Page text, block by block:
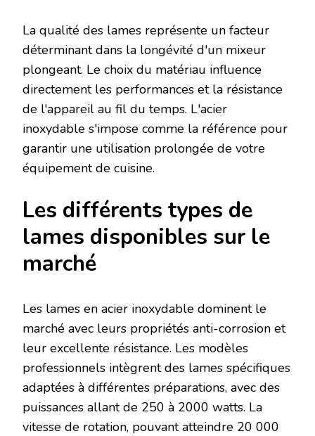
La qualité des lames représente un facteur
déterminant dans la longévité d'un mixeur
plongeant. Le choix du matériau influence
directement les performances et la résistance
de l'appareil au fil du temps. L'acier
inoxydable s'impose comme la référence pour
garantir une utilisation prolongée de votre
équipement de cuisine.
Les différents types de
lames disponibles sur le
marché
Les lames en acier inoxydable dominent le
marché avec leurs propriétés anti-corrosion et
leur excellente résistance. Les modèles
professionnels intègrent des lames spécifiques
adaptées à différentes préparations, avec des
puissances allant de 250 à 2000 watts. La
vitesse de rotation, pouvant atteindre 20 000